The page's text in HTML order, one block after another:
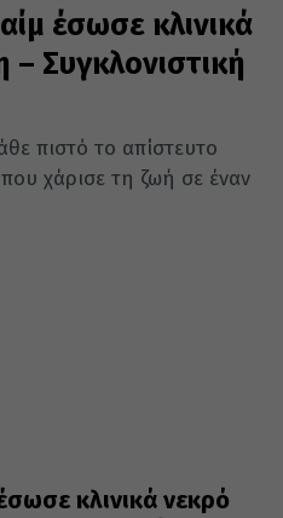
έσωσε κλινικά
Συγκλονιστική
πιστό το απίστευτο
χάρισε τη ζωή σε έναν
κλινικά νεκρό